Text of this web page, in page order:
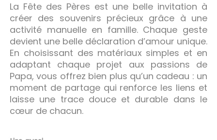
La Fête des Pères est une belle invitation à
créer des souvenirs précieux grâce à une
activité manuelle en famille. Chaque geste
devient une belle déclaration d’amour unique.
En choisissant des matériaux simples et en
adaptant chaque projet aux passions de
Papa, vous offrez bien plus qu’un cadeau : un
moment de partage qui renforce les liens et
laisse une trace douce et durable dans le
cœur de chacun.